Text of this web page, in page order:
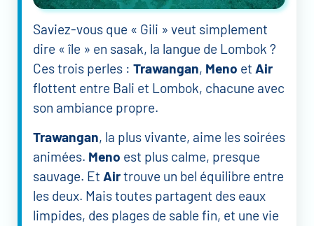
Saviez-vous que « Gili » veut simplement
dire « île » en sasak, la langue de Lombok ?
Ces trois perles : Trawangan, Meno et Air
flottent entre Bali et Lombok, chacune avec
son ambiance propre.
Trawangan, la plus vivante, aime les soirées
animées. Meno est plus calme, presque
sauvage. Et Airtrouve un bel équilibre entre
les deux. Mais toutes partagent des eaux
limpides, des plages de sable fin, et une vie